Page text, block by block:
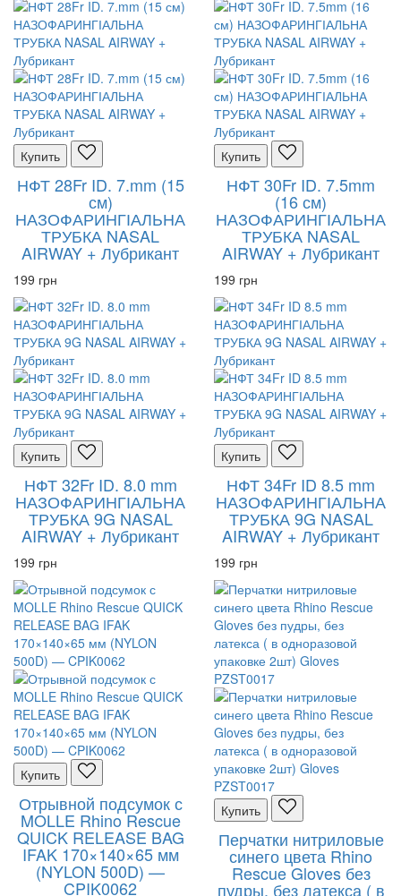
Купить
НФТ 28Fr ID. 7.mm (15
см)
НАЗОФАРИНГІАЛЬНА
ТРУБКА NASAL
AIRWAY + Лубрикант
199 грн
Купить
НФТ 30Fr ID. 7.5mm
(16 см)
НАЗОФАРИНГІАЛЬНА
ТРУБКА NASAL
AIRWAY + Лубрикант
199 грн
Купить
НФТ 32Fr ID. 8.0 mm
НАЗОФАРИНГІАЛЬНА
ТРУБКА 9G NASAL
AIRWAY + Лубрикант
199 грн
Купить
НФТ 34Fr ID 8.5 mm
НАЗОФАРИНГІАЛЬНА
ТРУБКА 9G NASAL
AIRWAY + Лубрикант
199 грн
Купить
Отрывной подсумок с
MOLLE Rhino Rescue
QUICK RELEASE BAG
IFAK 170×140×65 мм
(NYLON 500D) —
CPIK0062
Купить
Перчатки нитриловые
синего цвета Rhino
Rescue Gloves без
пудры, без латекса ( в